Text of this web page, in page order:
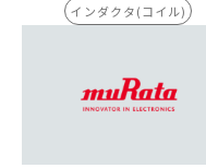
インダクタ(コイル)